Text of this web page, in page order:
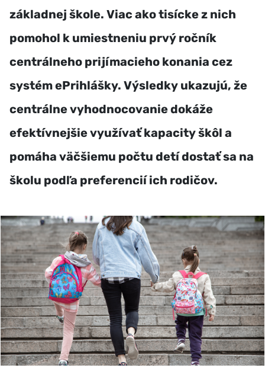
základnej škole. Viac ako tisícke z nich
pomohol k umiestneniu prvý ročník
centrálneho prijímacieho konania cez
systém ePrihlášky. Výsledky ukazujú, že
centrálne vyhodnocovanie dokáže
efektívnejšie využívať kapacity škôl a
pomáha väčšiemu počtu detí dostať sa na
školu podľa preferencií ich rodičov.